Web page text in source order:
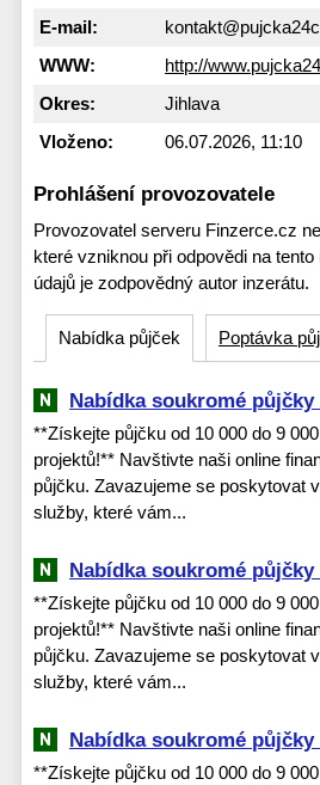
E-mail:
WWW:
http://
Okres:
Jihlava
Vloženo:
06.07.2026, 11:10
Prohlášení provozovatele
Provozovatel serveru Finzerce.cz
které vzniknou při odpovědi na
údajů je zodpovědný autor inzerátu.
Nabídka půjček Poptávka
Nabídka soukromé
**Získejte půjčku od 10 000 do 9
projektů!** Navštivte naši online
půjčku. Zavazujeme se poskytovat
služby, které vám...
Nabídka soukromé
**Získejte půjčku od 10 000 do 9
projektů!** Navštivte naši online
půjčku. Zavazujeme se poskytovat
služby, které vám...
Nabídka soukromé
**Získejte půjčku od 10 000 do 9